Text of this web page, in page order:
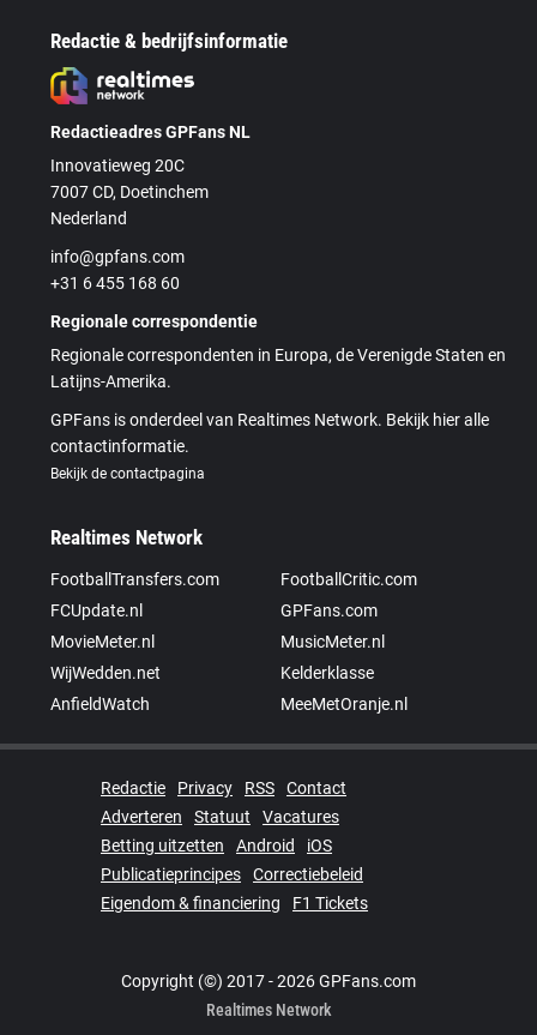
Redactie & bedrijfsinformatie
Redactieadres GPFans NL
Innovatieweg 20C
7007 CD, Doetinchem
Nederland
info@gpfans.com
+31 6 455 168 60
Regionale correspondentie
Regionale correspondenten in Europa, de Verenigde Staten en
Latijns-Amerika.
GPFans is onderdeel van Realtimes Network. Bekijk hier alle
contactinformatie.
Bekijk de contactpagina
Realtimes Network
FootballTransfers.com
FootballCritic.com
FCUpdate.nl
GPFans.com
MovieMeter.nl
MusicMeter.nl
WijWedden.net
Kelderklasse
AnfieldWatch
MeeMetOranje.nl
Redactie Privacy RSS
Contact
Adverteren
Statuut
Vacatures
Betting uitzetten
Android
iOS
Publicatieprincipes
Correctiebeleid
Eigendom & financiering
F1 Tickets
Copyright (©) 2017 - 2026 GPFans.com
Realtimes Network